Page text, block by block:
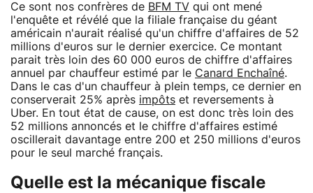
Ce sont nos confrères de BFM TV qui ont mené
l'enquête et révélé que la filiale française du géant
américain n'aurait réalisé qu'un chiffre d'affaires de 52
millions d'euros sur le dernier exercice. Ce montant
parait très loin des 60 000 euros de chiffre d'affaires
annuel par chauffeur estimé par le Canard Enchaîné.
Dans le cas d'un chauffeur à plein temps, ce dernier en
conserverait 25% après impôts et reversements à
Uber. En tout état de cause, on est donc très loin des
52 millions annoncés et le chiffre d'affaires estimé
oscillerait davantage entre 200 et 250 millions d'euros
pour le seul marché français.
Quelle est la mécanique fiscale